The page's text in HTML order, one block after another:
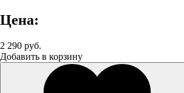
Цена:
2 290 руб.
Добавить в корзину